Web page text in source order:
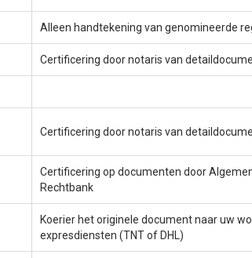
Alleen handtekening van genomineerde
Certificering door notaris van
Certificering door notaris van
Certificering op documenten door
Rechtbank
Koerier het originele document naar uw
expresdiensten (TNT of DHL)